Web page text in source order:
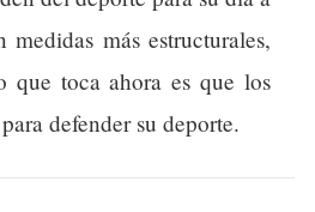
más estructurales,
que toca ahora es que los
defender su deporte.